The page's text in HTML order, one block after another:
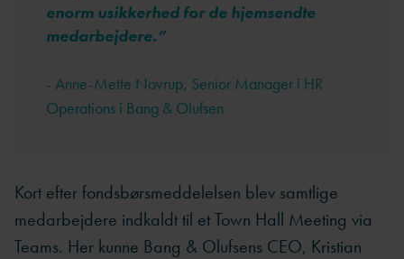
enorm usikkerhed for de hjemsendte
medarbejdere.”
- Anne-Mette Novrup, Senior Manager i HR
Operations i Bang & Olufsen
Kort efter fondsbørsmeddelelsen blev samtlige
medarbejdere indkaldt til et Town Hall Meeting via
Teams. Her kunne Bang & Olufsens CEO, Kristian